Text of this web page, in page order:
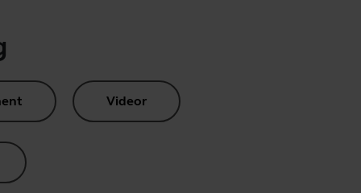
Videor